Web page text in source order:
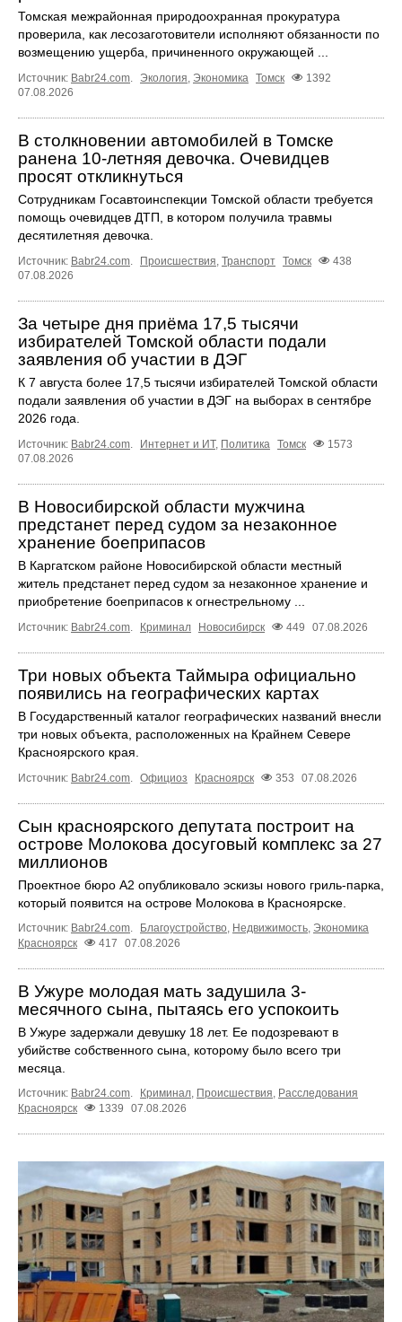
Томская межрайонная природоохранная прокуратура
проверила, как лесозаготовители исполняют обязанности по
возмещению ущерба, причиненного окружающей ...
Источник: Babr24.com Экология Экономика Томск
1392
07.08.2026
В столкновении автомобилей в Томске
ранена 10-летняя девочка. Очевидцев
просят откликнуться
Сотрудникам Госавтоинспекции Томской области требуется
помощь очевидцев ДТП, в котором получила травмы
десятилетняя девочка.
Источник: Babr24.com. Происшествия, Транспорт Томск
438
07.08.2026
За четыре дня приёма 17,5 тысячи
избирателей Томской области подали
заявления об участии в ДЭГ
К 7 августа более 17,5 тысячи избирателей Томской области
подали заявления об участии в ДЭГ на выборах в сентябре
2026 года.
Источник: Babr24.com. Интернет и ИТ, Политика Томск
1573
07.08.2026
В Новосибирской области мужчина
предстанет перед судом за незаконное
хранение боеприпасов
В Каргатском районе Новосибирской области местный
житель предстанет перед судом за незаконное хранение и
приобретение боеприпасов к огнестрельному ...
Источник: Babr24.com. Криминал Новосибирск 449 07.08.2026
Три новых объекта Таймыра официально
появились на географических картах
В Государственный каталог географических названий внесли
три новых объекта, расположенных на Крайнем Севере
Красноярского края.
Источник: Babr24.com. Официоз Красноярск 353 07.08.2026
Сын красноярского депутата построит на
острове Молокова досуговый комплекс за 27
миллионов
Проектное бюро А2 опубликовало эскизы нового гриль-парка,
который появится на острове Молокова в Красноярске.
Источник: Babr24.com. Благоустройство, Недвижимость, Экономика
Красноярск
417 07.08.2026
В Ужуре молодая мать задушила 3-
месячного сына, пытаясь его успокоить
В Ужуре задержали девушку 18 лет. Ее подозревают в
убийстве собственного сына, которому было всего три
месяца.
Источник: Babr24.com. Криминал, Происшествия, Расследования
Красноярск
1339 07.08.2026